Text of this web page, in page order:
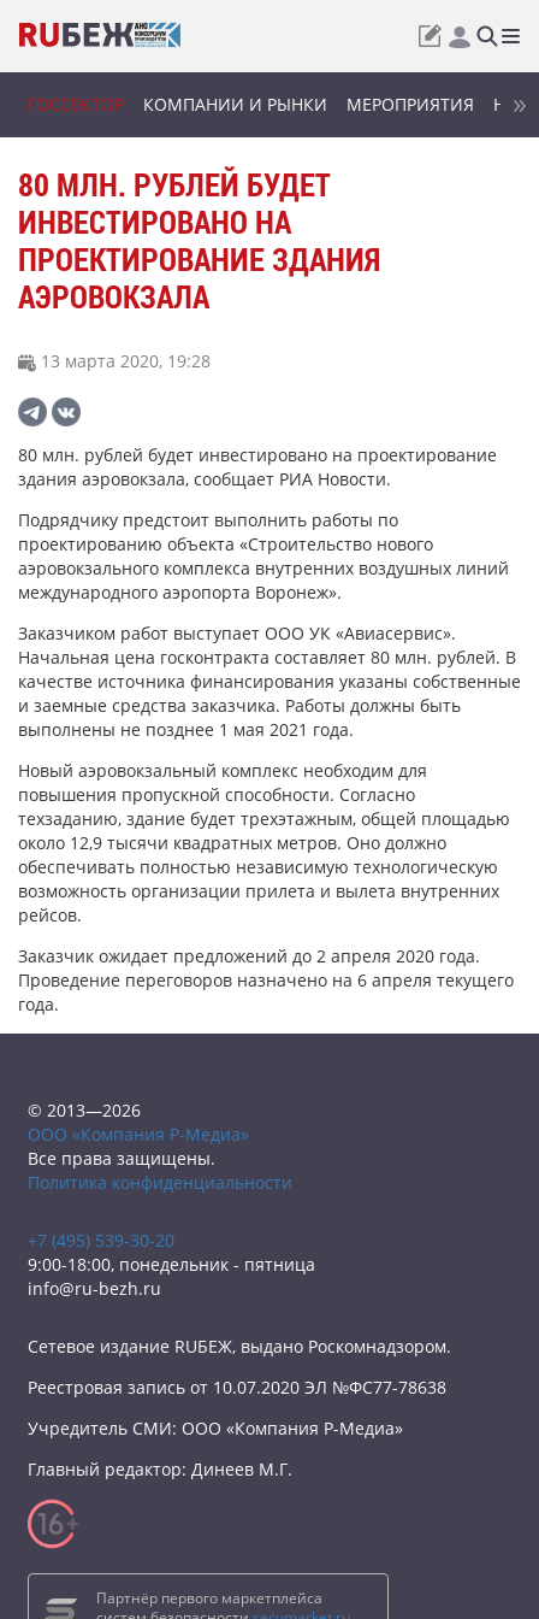
ГОССЕКТОР КОМПАНИИ И РЫНКИ МЕРОПРИЯТИЯ
80 МЛН. РУБЛЕЙ БУДЕТ
ИНВЕСТИРОВАНО НА
ПРОЕКТИРОВАНИЕ ЗДАНИЯ
АЭРОВОКЗАЛА
13 марта 2020, 19:28
80 млн. рублей будет инвестировано на проектирование
здания аэровокзала, сообщает РИА Новости.
Подрядчику предстоит выполнить работы по
проектированию объекта «Строительство нового
аэровокзального комплекса внутренних воздушных линий
международного аэропорта Воронеж».
Заказчиком работ выступает ООО УК «Авиасервис».
Начальная цена госконтракта составляет 80 млн. рублей. В
качестве источника финансирования указаны собственные
и заемные средства заказчика. Работы должны быть
выполнены не позднее 1 мая 2021 года.
Новый аэровокзальный комплекс необходим для
повышения пропускной способности. Согласно
техзаданию, здание будет трехэтажным, общей площадью
около 12,9 тысячи квадратных метров. Оно должно
обеспечивать полностью независимую технологическую
возможность организации прилета и вылета внутренних
рейсов.
Заказчик ожидает предложений до 2 апреля 2020 года.
Проведение переговоров назначено на 6 апреля текущего
года.
© 2013—2026
ООО «Компания Р-Медиа»
Все права защищены.
Политика конфиденциальности
+7 (495) 539-30-20
9:00-18:00, понедельник - пятница
info@ru-bezh.ru
Сетевое издание RUБЕЖ, выдано Роскомнадзором.
Реестровая запись от 10.07.2020 ЭЛ №ФС77-78638
Учредитель СМИ: ООО «Компания Р-Медиа»
Главный редактор: Динеев М.Г.
Партнёр первого маркетплейса